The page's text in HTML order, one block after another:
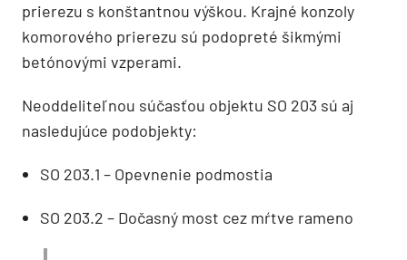
prierezu s konštantnou výškou. Krajné konzoly
komorového prierezu sú podopreté šikmými
betónovými vzperami.
Neoddeliteľnou súčasťou objektu SO 203 sú aj
nasledujúce podobjekty:
SO 203.1 – Opevnenie podmostia
SO 203.2 – Dočasný most cez mŕtve rameno